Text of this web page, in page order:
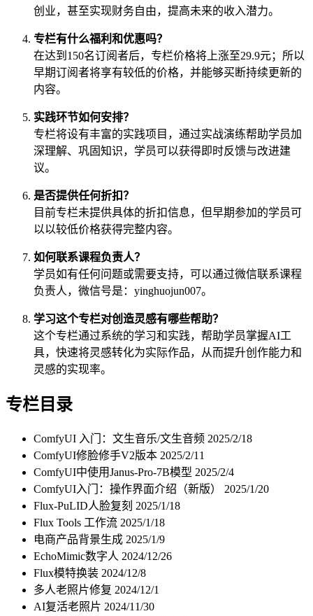
创业，甚至实现财务自由，提高未来的收入潜力。
专栏有什么福利和优惠吗？
在达到150名订阅者后，专栏价格将上涨至29.9元；所以
早期订阅者将享有较低的价格，并能够买断持续更新的
内容。
实践环节如何安排？
专栏将设有丰富的实践项目，通过实战演练帮助学员加
深理解、巩固知识，学员可以获得即时反馈与改进建
议。
是否提供任何折扣？
目前专栏未提供具体的折扣信息，但早期参加的学员可
以以较低价格获得完整内容。
如何联系课程负责人？
学员如有任何问题或需要支持，可以通过微信联系课程
负责人，微信号是：yinghuojun007。
学习这个专栏对创造灵感有哪些帮助？
这个专栏通过系统的学习和实践，帮助学员掌握AI工
具，快速将灵感转化为实际作品，从而提升创作能力和
灵感的实现率。
专栏目录
ComfyUI 入门：文生音乐/文生音频 2025/2/18
ComfyUI修脸修手V2版本 2025/2/11
ComfyUI中使用Janus-Pro-7B模型 2025/2/4
ComfyUI入门：操作界面介绍（新版） 2025/1/20
Flux-PuLID人脸复刻 2025/1/18
Flux Tools 工作流 2025/1/18
电商产品背景生成 2025/1/9
EchoMimic数字人 2024/12/26
Flux模特换装 2024/12/8
多人老照片修复 2024/12/1
AI复活老照片 2024/11/30